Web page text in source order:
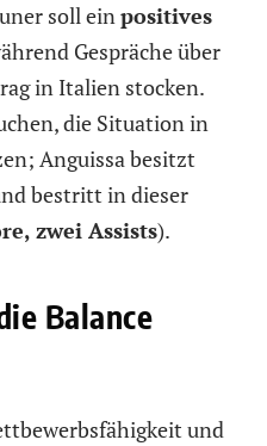
soll einpositives
Gespräche über
in Italien stocken.
die Situation in
Anguissa besitzt
bestritt in dieser
zwei Assists).
Balance
und